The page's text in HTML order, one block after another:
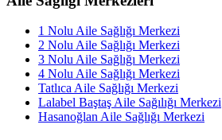
1 Nolu Aile Sağlığı Merkezi
2 Nolu Aile Sağlığı Merkezi
3 Nolu Aile Sağlığı Merkezi
4 Nolu Aile Sağlığı Merkezi
Tatlıca Aile Sağlığı Merkezi
Lalabel Baştaş Aile Sağılığı Merkezi
Hasanoğlan Aile Sağlığı Merkezi